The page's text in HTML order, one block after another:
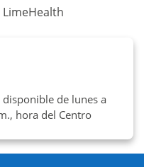
de lunes a
hora del Centro